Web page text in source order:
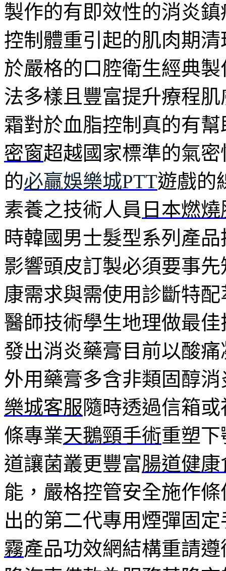
製作的有即效性的消炎鎮
控制體重引起的肌肉期
於嚴格的口腔衛生經典
法多樣且豐富提升療程
霜對於血脂控制真的有
密窗超越國家標準的氣
的必贏娛樂城PTT遊戲的
素養之技術人員 日本燃
時韓國男士髮型系列產品
影響頭皮訂製必須要事先
康需求與需使用診斷特
醫師技術學生地理做最佳
發出消炎藥膏目前以酸
外用藥膏多含非類固醇
樂城客服隨時透過信箱
條專業天鵝頸手術重塑
道讓菌叢更豐富腸道健康
能，嚴格控管安全施作
出的第二代專用煙彈固
霧產品功效網結構重請